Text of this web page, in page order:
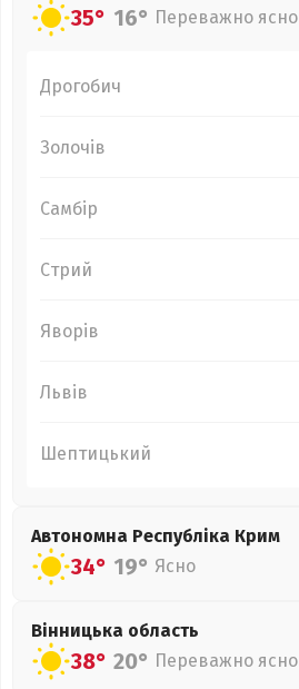
35° 16° Переважно ясно
Дрогобич
Золочів
Самбір
Стрий
Яворів
Львів
Шептицький
Автономна Республіка Крим
34° 19° Ясно
Вінницька область
38° 20° Переважно ясно